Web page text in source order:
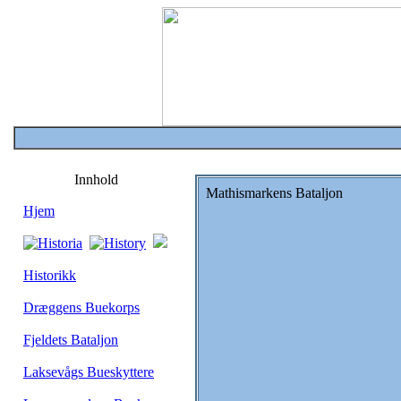
Innhold
Hjem
Historikk
Dræggens Buekorps
Fjeldets Bataljon
Laksevågs Bueskyttere
Mathismarkens Bataljon